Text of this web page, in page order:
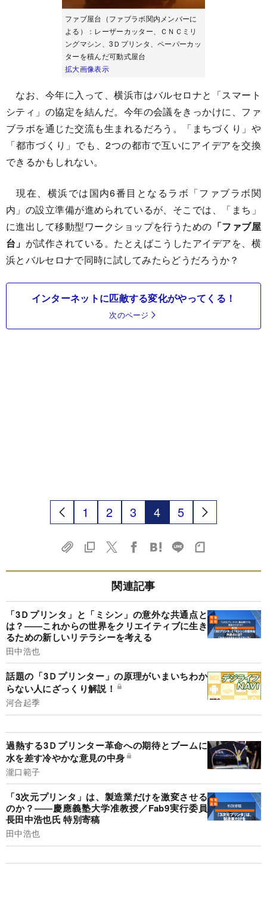
ファブ屋台（ファブラボ関内メンバーに
よる）：レーザーカッター、ＣＮＣミリ
ングマシン、3Ｄプリンタ、ペーパーカッ
ターを積んだ可動式屋台
拡大画像表示
なお、今年に入って、横浜市はバルセロナと「スマート
シティ」の協定を結んだ。今年の会議をきっかけに、ファ
ブラボを通じた交流も生まれるだろう。「まちづくり」や
「都市づくり」でも、2つの都市で互いにアイデアを交換
できるかもしれない。
現在、横浜では国内6番目となるラボ「ファブラボ関
内」の設立準備が進められているが、そこでは、「まち」
に進出して移動型ワークショップを行うための 「ファブ屋
台」 が試作されている。たとえばこうしたアイデアを、横
浜とバルセロナで同時に試してみたらどうだろうか？
インターネットに匹敵する変化がやってくる！
次のページ
1 2 3 4 5
関連記事
「3Ｄプリンタ」と「ミシン」の意外な共通点と
は？――これからの世界をクリエイティブに生き
るための新しいリテラシーを考える
田中浩也
話題の「3Ｄプリンター」の原理がいまいちわか
らない人にざっくり解説！
河合起季
過熱する3Ｄプリンター革命への期待とブームに
水を差す冷やかな意見の中身
瀧口範子
「3次元プリンタ」は、製造業だけを激変させる
のか？――慶應義塾大学准教授／Fab9実行委員
長田中浩也氏 特別寄稿
田中浩也